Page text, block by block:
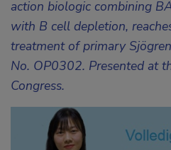
action biologic combining
with B cell depletion,
treatment of primary
No. OP0302. Presented at
Congress.